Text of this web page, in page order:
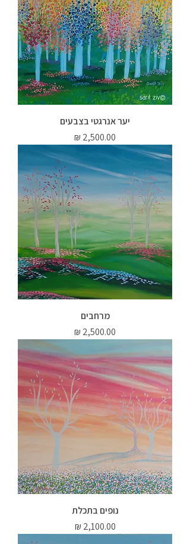
יער אנרגטי בצבעים
מחיר
מרחבים
מחיר
נופים בתכלת
מחיר